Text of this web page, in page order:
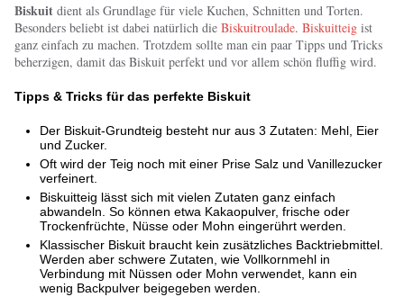
Biskuit dient als Grundlage für viele Kuchen, Schnitten und Torten.
Besonders beliebt ist dabei natürlich die Biskuitroulade. Biskuitteig ist
ganz einfach zu machen. Trotzdem sollte man ein paar Tipps und Tricks
beherzigen, damit das Biskuit perfekt und vor allem schön fluffig wird.
Tipps & Tricks für das perfekte Biskuit
Der Biskuit-Grundteig besteht nur aus 3 Zutaten: Mehl, Eier
und Zucker.
Oft wird der Teig noch mit einer Prise Salz und Vanillezucker
verfeinert.
Biskuitteig lässt sich mit vielen Zutaten ganz einfach
abwandeln. So können etwa Kakaopulver, frische oder
Trockenfrüchte, Nüsse oder Mohn eingerührt werden.
Klassischer Biskuit braucht kein zusätzliches Backtriebmittel.
Werden aber schwere Zutaten, wie Vollkornmehl in
Verbindung mit Nüssen oder Mohn verwendet, kann ein
wenig Backpulver beigegeben werden.